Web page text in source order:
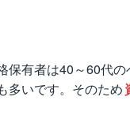
保有者は40～60代
多いです。そのため